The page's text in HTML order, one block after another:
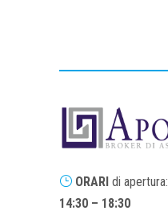
} ORARIdi apertura:
14:30 – 18:30